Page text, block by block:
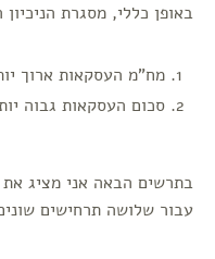
באופן כללי, מסגרת
מח"מ העסקאות ארוך
סכום העסקאות גבוה
בתרשים הבאה אני מציג את
עבור שלושה תרחישים